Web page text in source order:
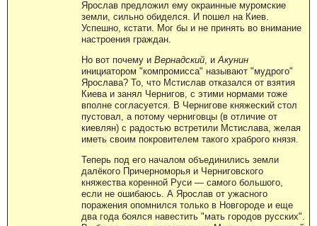
Ярослав предложил ему окраинные муромские
земли, сильно обиделся. И пошел на Киев.
Успешно, кстати. Мог бы и не принять во внимание
настроения граждан.
Но вот почему и Вернадский , и Акунин
инициатором "компромисса" называют "мудрого"
Ярослава? То, что Мстислав отказался от взятия
Киева и занял Чернигов, с этими нормами тоже
вполне согласуется. В Чернигове княжеский стол
пустовал, а потому черниговцы (в отличие от
киевлян) с радостью встретили Мстислава, желая
иметь своим покровителем такого храброго князя.
Теперь под его началом объединились земли
далёкого Причерноморья и Черниговского
княжества коренной Руси — самого большого,
если не ошибаюсь. А Ярослав от ужасного
поражения опомнился только в Новгороде и еще
два года боялся навестить "мать городов русских".